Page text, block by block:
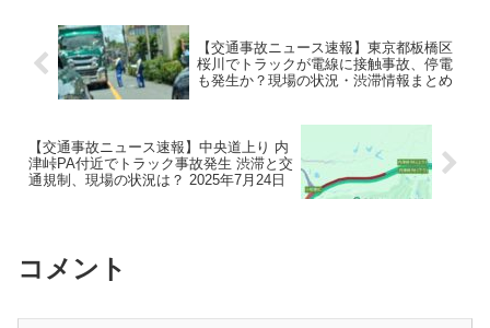
【交通事故ニュース速報】東京都板橋区
桜川でトラックが電線に接触事故、停電
も発生か？現場の状況・渋滞情報まとめ
【交通事故ニュース速報】中央道上り 内
津峠PA付近でトラック事故発生 渋滞と交
通規制、現場の状況は？ 2025年7月24日
コメント